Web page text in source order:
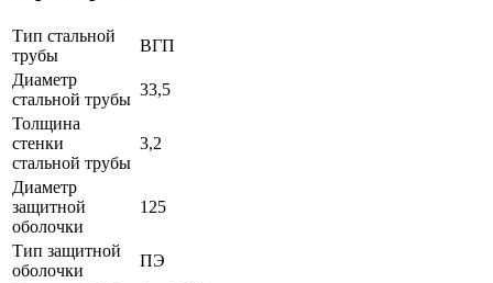
Тип стальной
трубы
ВГП
Диаметр
стальной трубы
33,5
Толщина
стенки
стальной трубы
3,2
Диаметр
защитной
оболочки
125
Тип защитной
оболочки
ПЭ